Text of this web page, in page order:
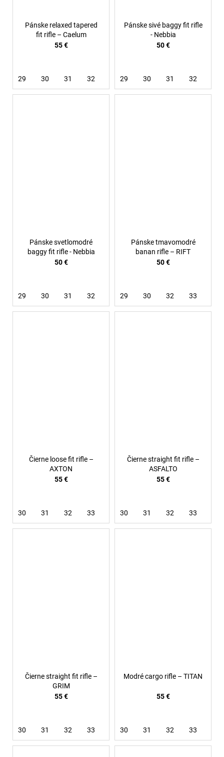
Pánske relaxed tapered
fit rifle – Caelum
55 €
29 30 31 32
Pánske sivé baggy fit rifle
- Nebbia
50 €
29 30 31 32
Pánske svetlomodré
baggy fit rifle - Nebbia
50 €
29 30 31 32
Pánske tmavomodré
banan rifle – RIFT
50 €
29 30 32 33
Čierne loose fit rifle –
AXTON
55 €
30 31 32 33
Čierne straight fit rifle –
ASFALTO
55 €
30 31 32 33
Čierne straight fit rifle –
GRIM
55 €
30 31 32 33
Modré cargo rifle – TITAN
55 €
30 31 32 33